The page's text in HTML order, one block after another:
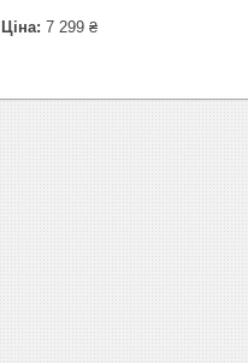
Ціна: 7 299 ₴